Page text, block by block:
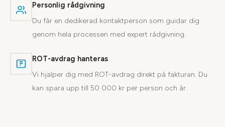
Personlig rådgivning
Du får en dedikerad kontaktperson som guidar dig
genom hela processen med expert rådgivning.
ROT-avdrag hanteras
Vi hjälper dig med ROT-avdrag direkt på fakturan. Du
kan spara upp till 50 000 kr per person och år.